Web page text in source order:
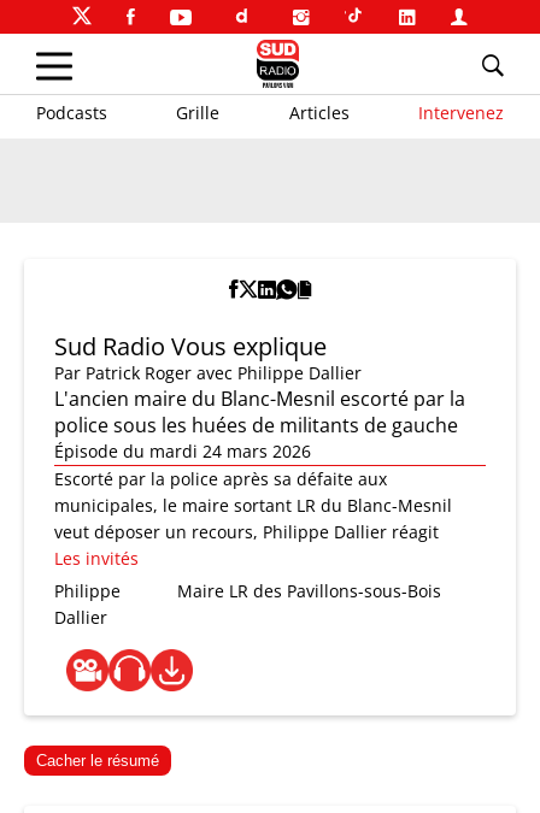
Podcasts Grille Articles Intervenez
Sud Radio Vous explique
Par Patrick Roger avec Philippe Dallier
L'ancien maire du Blanc-Mesnil escorté par la
police sous les huées de militants de gauche
Épisode du mardi 24 mars 2026
Escorté par la police après sa défaite aux
municipales, le maire sortant LR du Blanc-Mesnil
veut déposer un recours, Philippe Dallier réagit
Les invités
Philippe
Dallier
Maire LR des Pavillons-sous-Bois
Cacher le résumé